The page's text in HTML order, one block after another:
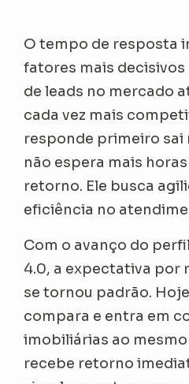
O tempo de resposta
fatores mais decisivos
de leads no mercado
cada vez mais
responde primeiro sai
não espera mais
retorno. Ele busca
eficiência no
Com o avanço do
4.0, a expectativa por
se tornou padrão.
compara e entra em
imobiliárias ao
recebe retorno